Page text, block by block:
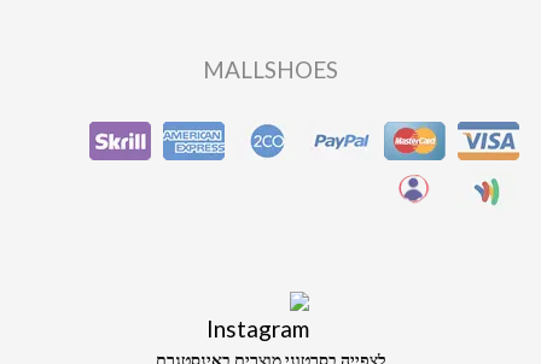
MALLSHOES
לצפייה בסרטוני מוצרים באינסטגרם